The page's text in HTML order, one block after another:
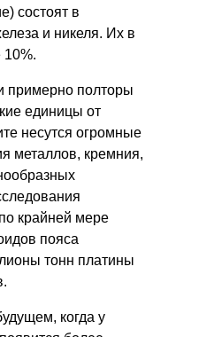
состоят в
и никеля. Их в
примерно полторы
единицы от
несутся огромные
металлов, кремния,
крайней мере
пояса
тонн платины
когда у